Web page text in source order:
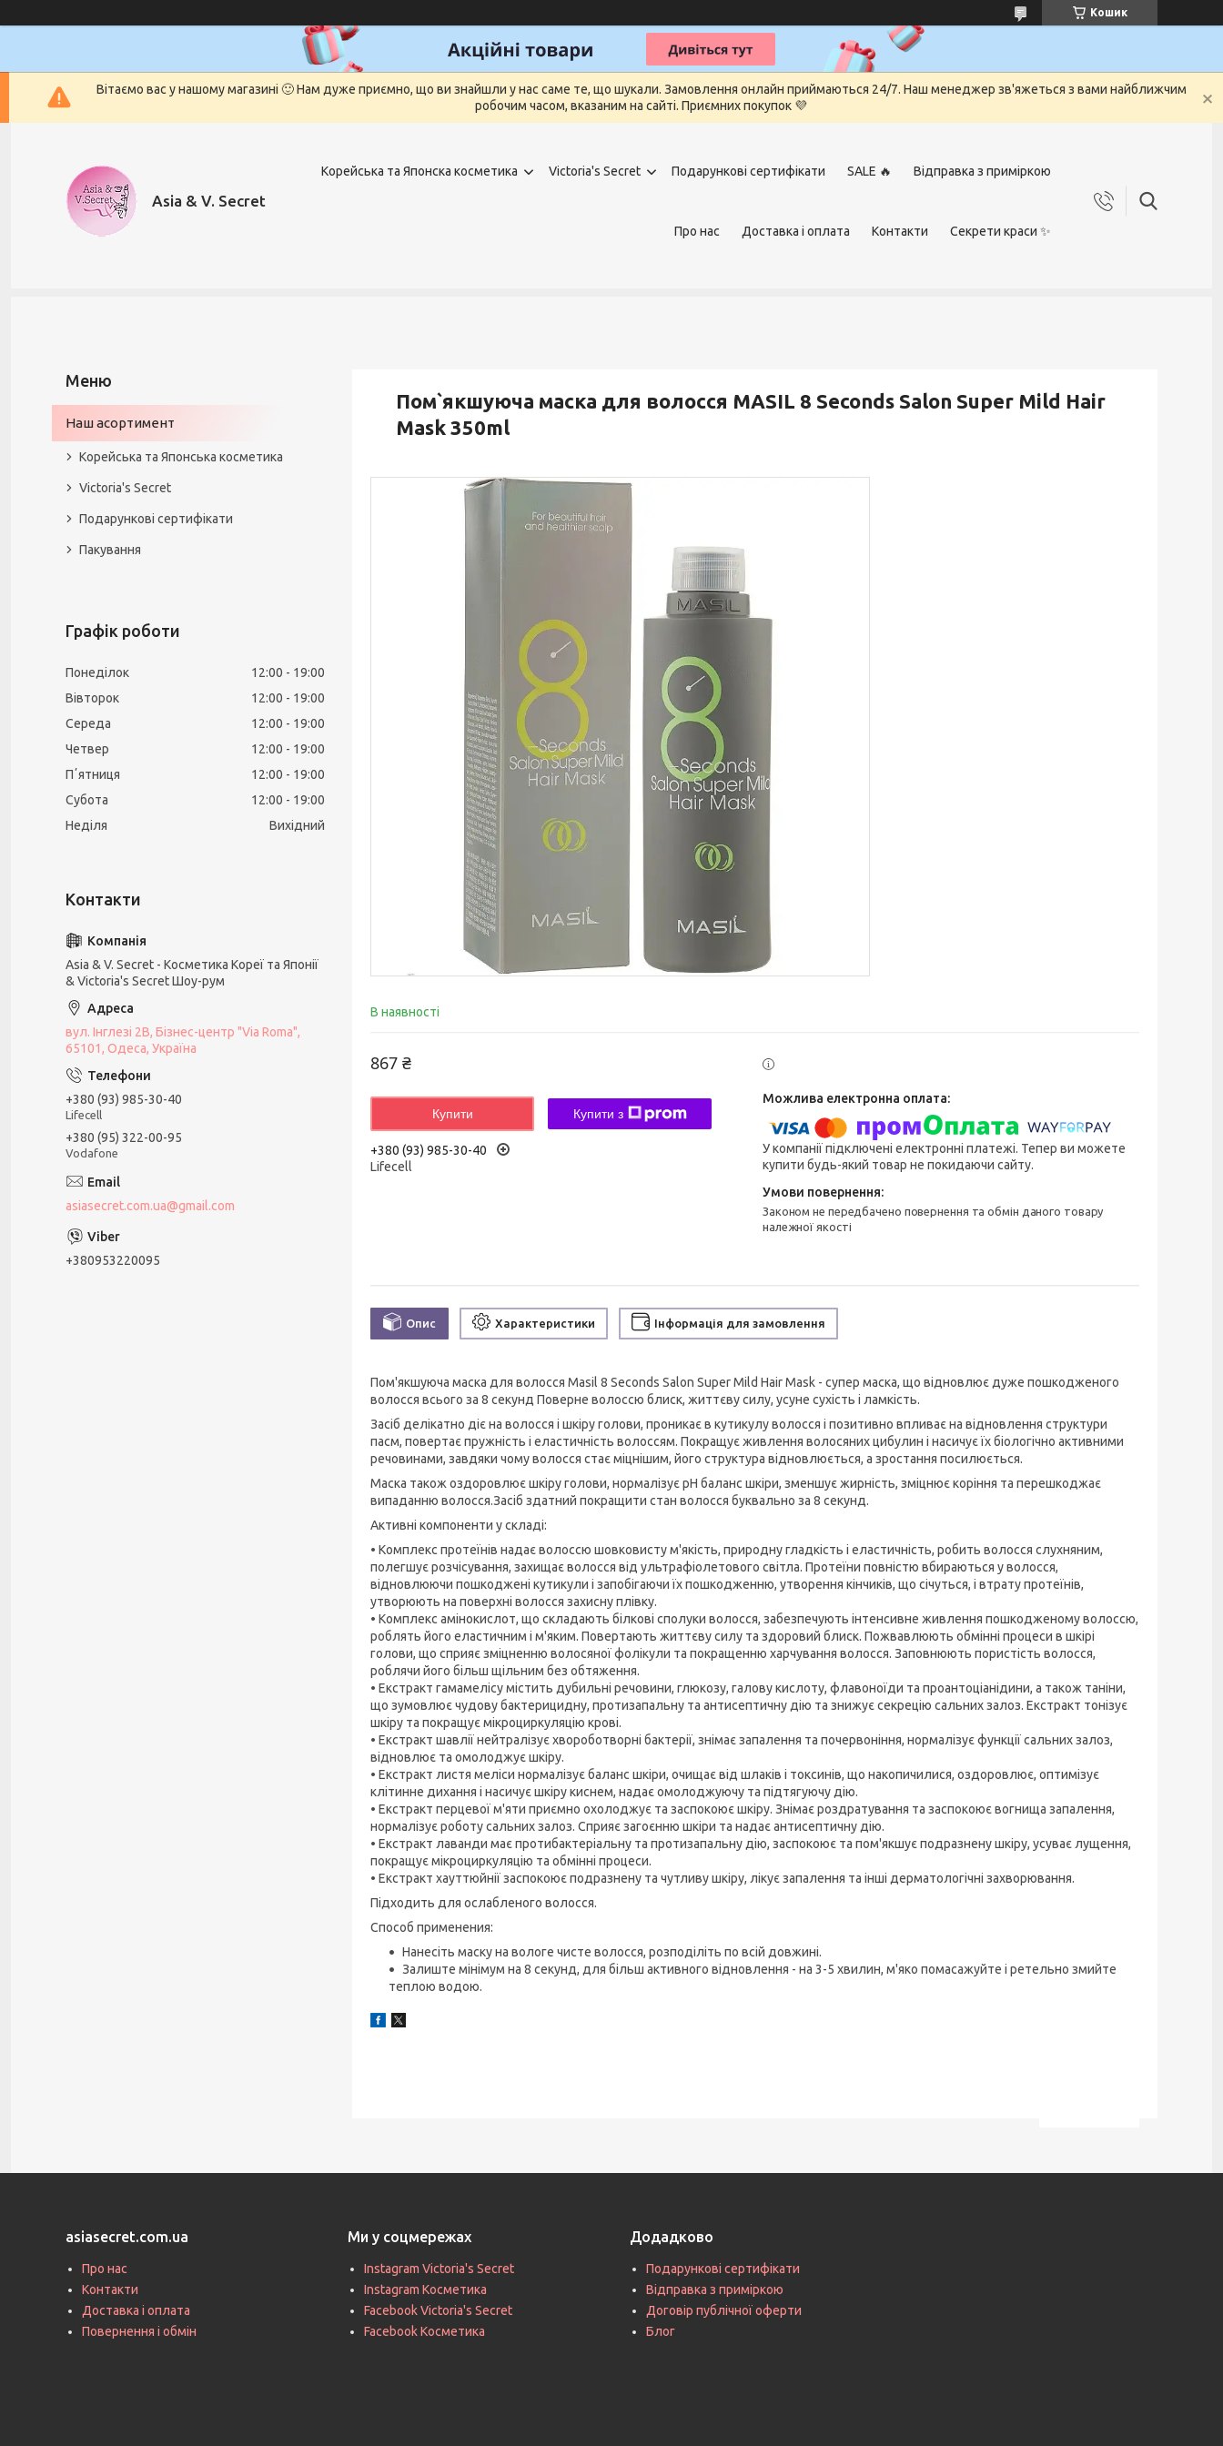
Кошик
Вітаємо вас у нашому магазині 🙂 Нам дуже приємно, що ви знайшли у нас саме те, що шукали. Замовлення онлайн приймаються 24/7. Наш менеджер зв'яжеться з вами найближчим
робочим часом, вказаним на сайті. Приємних покупок 💜
Asia & V. Secret
Корейська та Японска косметика Victoria's Secret Подарункові сертифікати SALE 🔥 Відправка з приміркою
Про нас Доставка і оплата Контакти Секрети краси ✨
Пом`якшуюча маска для волосся MASIL 8 Seconds Salon Super Mild Hair
Mask 350ml
В наявності
867 ₴
Купити Купити з
+380 (93) 985-30-40
Lifecell
У компанії підключені електронні платежі. Тепер ви можете
купити будь-який товар не покидаючи сайту.
Законом не передбачено повернення та обмін даного товару
належної якості
Опис Характеристики Інформація для замовлення
Пом'якшуюча маска для волосся Masil 8 Seconds Salon Super Mild Hair Mask - супер маска, що відновлює дуже пошкодженого
волосся всього за 8 секунд Поверне волоссю блиск, життєву силу, усуне сухість і ламкість.
Засіб делікатно діє на волосся і шкіру голови, проникає в кутикулу волосся і позитивно впливає на відновлення структури
пасм, повертає пружність і еластичність волоссям. Покращує живлення волосяних цибулин і насичує їх біологічно активними
речовинами, завдяки чому волосся стає міцнішим, його структура відновлюється, а зростання посилюється.
Маска також оздоровлює шкіру голови, нормалізує рН баланс шкіри, зменшує жирність, зміцнює коріння та перешкоджає
випаданню волосся.Засіб здатний покращити стан волосся буквально за 8 секунд.
Активні компоненти у складі:
• Комплекс протеїнів надає волоссю шовковисту м'якість, природну гладкість і еластичність, робить волосся слухняним,
полегшує розчісування, захищає волосся від ультрафіолетового світла. Протеїни повністю вбираються у волосся,
відновлюючи пошкоджені кутикули і запобігаючи їх пошкодженню, утворення кінчиків, що січуться, і втрату протеїнів,
утворюють на поверхні волосся захисну плівку.
• Комплекс амінокислот, що складають білкові сполуки волосся, забезпечують інтенсивне живлення пошкодженому волоссю,
роблять його еластичним і м'яким. Повертають життєву силу та здоровий блиск. Пожвавлюють обмінні процеси в шкірі
голови, що сприяє зміцненню волосяної фолікули та покращенню харчування волосся. Заповнюють пористість волосся,
роблячи його більш щільним без обтяження.
• Екстракт гамамелісу містить дубильні речовини, глюкозу, галову кислоту, флавоноїди та проантоціанідини, а також таніни,
що зумовлює чудову бактерицидну, протизапальну та антисептичну дію та знижує секрецію сальних залоз. Екстракт тонізує
шкіру та покращує мікроциркуляцію крові.
• Екстракт шавлії нейтралізує хвороботворні бактерії, знімає запалення та почервоніння, нормалізує функції сальних залоз,
відновлює та омолоджує шкіру.
• Екстракт листя меліси нормалізує баланс шкіри, очищає від шлаків і токсинів, що накопичилися, оздоровлює, оптимізує
клітинне дихання і насичує шкіру киснем, надає омолоджуючу та підтягуючу дію.
• Екстракт перцевої м'яти приємно охолоджує та заспокоює шкіру. Знімає роздратування та заспокоює вогнища запалення,
нормалізує роботу сальних залоз. Сприяє загоєнню шкіри та надає антисептичну дію.
• Екстракт лаванди має протибактеріальну та протизапальну дію, заспокоює та пом'якшує подразнену шкіру, усуває лущення,
покращує мікроциркуляцію та обмінні процеси.
• Екстракт хауттюйнії заспокоює подразнену та чутливу шкіру, лікує запалення та інші дерматологічні захворювання.
Підходить для ослабленого волосся.
Способ применения:
Нанесіть маску на вологе чисте волосся, розподіліть по всій довжині.
Залиште мінімум на 8 секунд, для більш активного відновлення - на 3-5 хвилин, м'яко помасажуйте і ретельно змийте
теплою водою.
Наш асортимент
Корейська та Японська косметика
Victoria's Secret
Подарункові сертифікати
Пакування
Графік роботи
Понеділок 12:00
19:00
Вівторок
12:00
19:00
Середа
12:00
19:00
Четвер
12:00
19:00
Пʼятниця
12:00
19:00
Субота
12:00
19:00
Неділя
Вихідний
Asia & V. Secret - Косметика Кореї та Японії
& Victoria's Secret Шоу-рум
вул. Інглезі 2В, Бізнес-центр "Via Roma",
65101, Одеса, Україна
+380 (93) 985-30-40
Lifecell
+380 (95) 322-00-95
Vodafone
asiasecret.com.ua@gmail.com
+380953220095
asiasecret.com.ua
Про нас
Контакти
Доставка і оплата
Повернення і обмін
Ми у соцмережах
Instagram Victoria's Secret
Instagram Косметика
Facebook Victoria's Secret
Facebook Косметика
Додадково
Подарункові сертифікати
Відправка з приміркою
Договір публічної оферти
Блог